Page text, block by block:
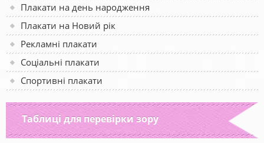
Плакати на день народження
Плакати на Новий рік
Рекламні плакати
Соціальні плакати
Спортивні плакати
Таблиці для перевірки зору